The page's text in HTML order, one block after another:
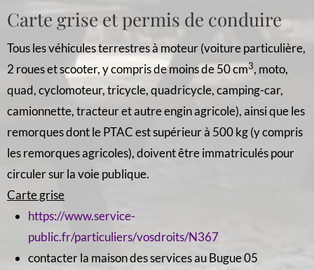
Carte grise et permis de conduire
Tous les véhicules terrestres à moteur (voiture particulière,
2 roues et scooter, y compris de moins de 50 cm3, moto,
quad, cyclomoteur, tricycle, quadricycle, camping-car,
camionnette, tracteur et autre engin agricole), ainsi que les
remorques dont le PTAC est supérieur à 500 kg (y compris
les remorques agricoles), doivent être immatriculés pour
circuler sur la voie publique.
Carte grise
https://www.service-
public.fr/particuliers/vosdroits/N367
contacter la maison des services au Bugue 05